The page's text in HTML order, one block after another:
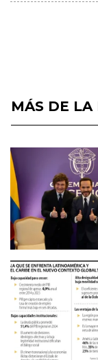
MÁS DE LA